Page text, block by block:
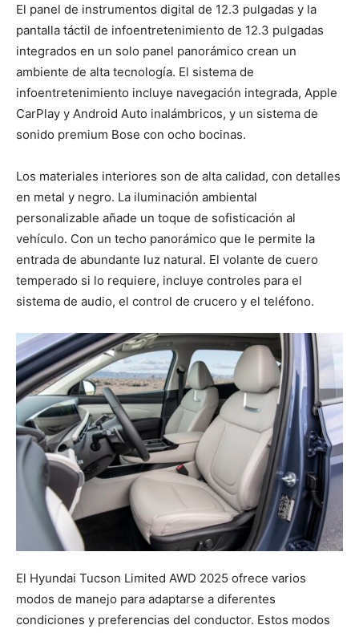
El panel de instrumentos digital de 12.3 pulgadas y la
pantalla táctil de infoentretenimiento de 12.3 pulgadas
integrados en un solo panel panorámico crean un
ambiente de alta tecnología. El sistema de
infoentretenimiento incluye navegación integrada, Apple
CarPlay y Android Auto inalámbricos, y un sistema de
sonido premium Bose con ocho bocinas.
Los materiales interiores son de alta calidad, con detalles
en metal y negro. La iluminación ambiental
personalizable añade un toque de sofisticación al
vehículo. Con un techo panorámico que le permite la
entrada de abundante luz natural. El volante de cuero
temperado si lo requiere, incluye controles para el
sistema de audio, el control de crucero y el teléfono.
El Hyundai Tucson Limited AWD 2025 ofrece varios
modos de manejo para adaptarse a diferentes
condiciones y preferencias del conductor. Estos modos